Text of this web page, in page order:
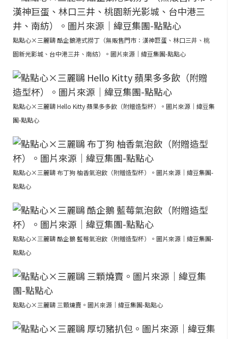
點點心×三麗鷗 酷企鵝港式撈丁（無販售門市：漢神巨蛋、林口三井、桃
園新光影城、台中港三井、南紡）。圖片來源｜緯豆集團-點點心
點點心×三麗鷗 Hello Kitty 蘋果多多飲（附贈造型杯）。圖片來源｜緯豆集
團-點點心
點點心×三麗鷗 布丁狗 柚香氣泡飲（附贈造型杯）。圖片來源｜緯豆集團-
點點心
點點心×三麗鷗 酷企鵝 藍莓氣泡飲（附贈造型杯）。圖片來源｜緯豆集團-
點點心
點點心×三麗鷗 三顆燒賣。圖片來源｜緯豆集團-點點心